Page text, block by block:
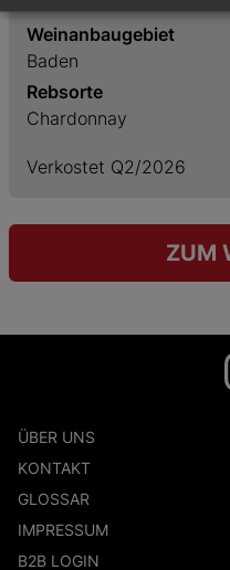
Weinanbaugebiet
Baden
Rebsorte
Chardonnay
Verkostet Q2/2026
ZUM
ÜBER UNS
KONTAKT
GLOSSAR
IMPRESSUM
B2B LOGIN